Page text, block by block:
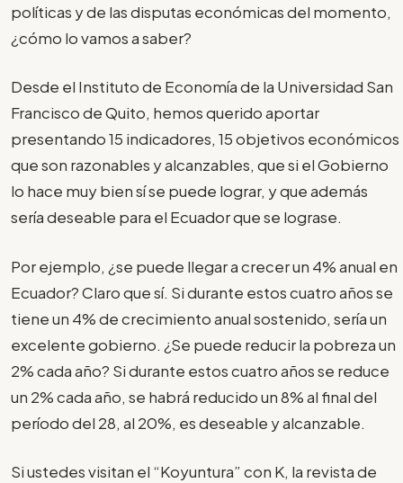
políticas y de las disputas económicas del momento,
¿cómo lo vamos a saber?
Desde el Instituto de Economía de la Universidad San
Francisco de Quito, hemos querido aportar
presentando 15 indicadores, 15 objetivos económicos
que son razonables y alcanzables, que si el Gobierno
lo hace muy bien sí se puede lograr, y que además
sería deseable para el Ecuador que se lograse.
Por ejemplo, ¿se puede llegar a crecer un 4% anual en
Ecuador? Claro que sí. Si durante estos cuatro años se
tiene un 4% de crecimiento anual sostenido, sería un
excelente gobierno. ¿Se puede reducir la pobreza un
2% cada año? Si durante estos cuatro años se reduce
un 2% cada año, se habrá reducido un 8% al final del
período del 28, al 20%, es deseable y alcanzable.
Si ustedes visitan el “Koyuntura” con K, la revista de